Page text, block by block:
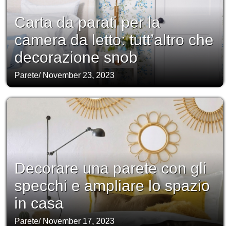
Carta da parati per la
camera da letto: tutt’altro che
decorazione snob
Parete/ November 23, 2023
Decorare una parete con gli
specchi e ampliare lo spazio
in casa
Parete/ November 17, 2023